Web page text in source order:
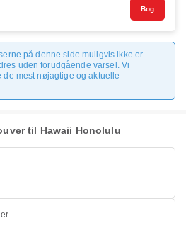
Bog
på denne side muligvis ikke er
uden forudgående varsel. Vi
mest nøjagtige og aktuelle
til Hawaii Honolulu